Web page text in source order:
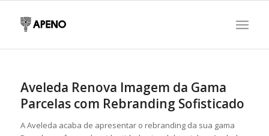
Aveleda Renova Imagem da Gama
Parcelas com Rebranding Sofisticado
A Aveleda acaba de apresentar o rebranding da sua gama